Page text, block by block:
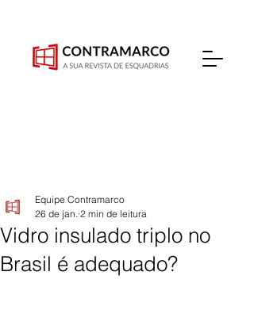
Vidro insulado triplo no
Brasil é adequado?
Equipe Contramarco
26 de jan. 2 min de leitura